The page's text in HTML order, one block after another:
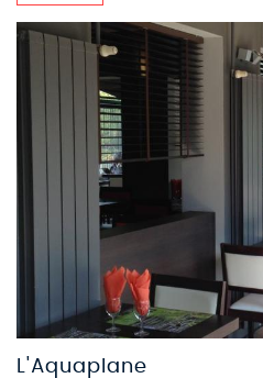
L'Aquaplane